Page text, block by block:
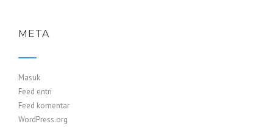
META
Masuk
Feed entri
Feed komentar
WordPress.org